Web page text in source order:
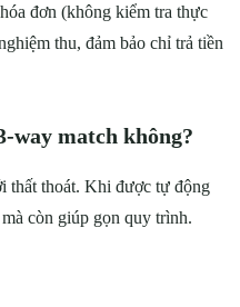
đơn (không kiểm tra thực
thu, đảm bảo chỉ trả tiền
way match không?
thất thoát. Khi được tự động
còn giúp gọn quy trình.